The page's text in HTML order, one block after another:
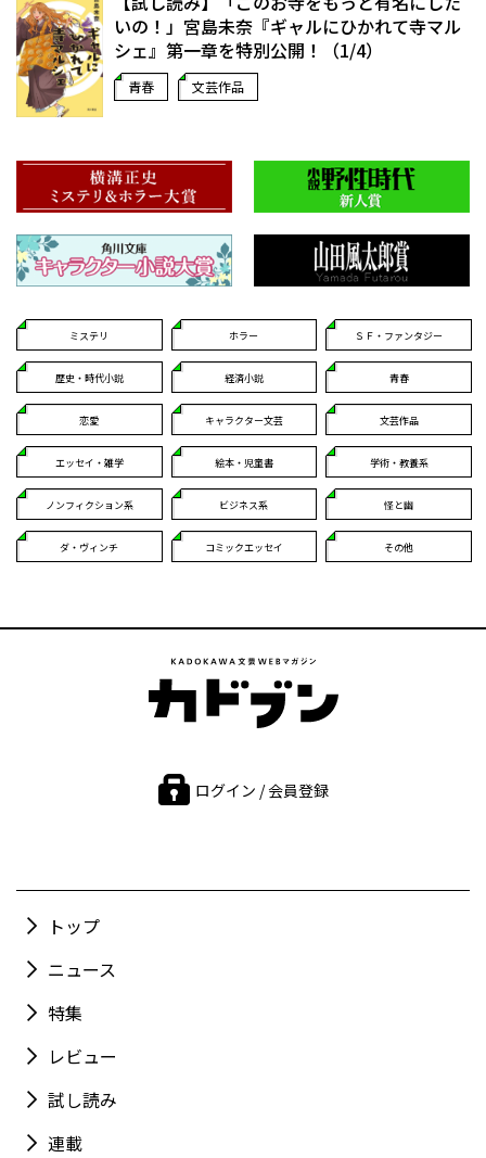
いの！」宮島未奈『ギャルにひかれて寺マル
シェ』第一章を特別公開！（1/4）
青春 文芸作品
ミステリ ホラー ＳＦ・ファンタジー
歴史・時代小説 経済小説 青春
恋愛 キャラクター文芸 文芸作品
エッセイ・雑学 絵本・児童書 学術・教養系
ノンフィクション系 ビジネス系 怪と幽
ダ・ヴィンチ コミックエッセイ その他
ログイン / 会員登録
トップ
ニュース
特集
レビュー
試し読み
連載